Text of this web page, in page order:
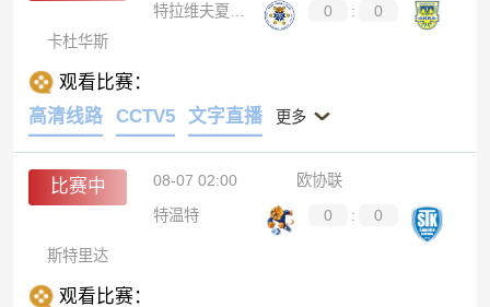
0 :
0
卡杜华斯
观看比赛：
高清线路
CCTV5 文字直播 更多
比赛中 08-07 02:00
欧协联
特温特
0 : 0
斯特里达
观看比赛：